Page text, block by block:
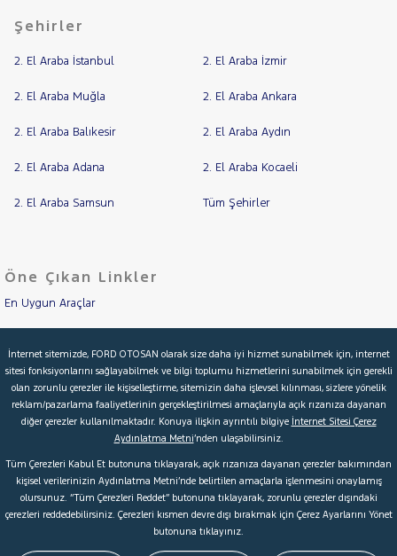
TESLA
TOYOTA
VOLVO
Şehirler
2. El Araba İstanbul 2. El Araba İzmir
2. El Araba Muğla 2. El Araba Ankara
2. El Araba Balıkesir 2. El Araba Aydın
2. El Araba Adana 2. El Araba Kocaeli
2. El Araba Samsun Tüm Şehirler
Öne Çıkan Linkler
En Uygun Araçlar
İkinci El Garanti
Kampanyalar
Kredi Hesaplama & Başvuru
© 2026 Ford Türkiye Ford Kurumsal Hakkımızda
Şartlar & Kişisel Verilerin Korunması S.S.S.
İnternet sitemizde, FORD OTOSAN olarak size daha iyi hizmet sunabilmek için, internet
sitesi fonksiyonlarını sağlayabilmek ve bilgi toplumu hizmetlerini sunabilmek için gerekli
olan zorunlu çerezler ile kişiselleştirme, sitemizin daha işlevsel kılınması, sizlere yönelik
reklam/pazarlama faaliyetlerinin gerçekleştirilmesi amaçlarıyla açık rızanıza dayanan
diğer çerezler kullanılmaktadır. Konuya ilişkin ayrıntılı bilgiye İnternet Sitesi Çerez
Aydınlatma Metni’nden ulaşabilirsiniz.
Tüm Çerezleri Kabul Et butonuna tıklayarak, açık rızanıza dayanan çerezler bakımından
kişisel verilerinizin Aydınlatma Metni’nde belirtilen amaçlarla işlenmesini onaylamış
olursunuz. “Tüm Çerezleri Reddet” butonuna tıklayarak, zorunlu çerezler dışındaki
çerezleri reddedebilirsiniz. Çerezleri kısmen devre dışı bırakmak için Çerez Ayarlarını Yönet
butonuna tıklayınız.